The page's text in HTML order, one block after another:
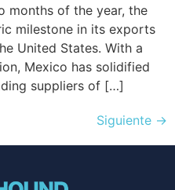
months of the year, the
milestone in its exports
United States. With a
Mexico has solidified
suppliers of […]
Siguiente →